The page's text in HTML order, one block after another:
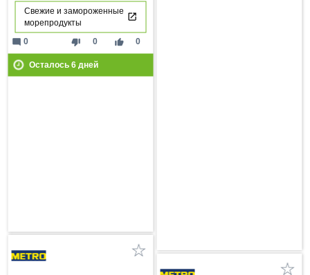
Свежие и замороженные
морепродукты
thumb_down 0 thumb_up 0
mode_comment 0
Осталось 6дней